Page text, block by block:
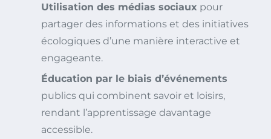
Utilisation des médias sociaux pour
partager des informations et des initiatives
écologiques d’une manière interactive et
engageante.
Éducation par le biais d’événements
publics qui combinent savoir et loisirs,
rendant l’apprentissage davantage
accessible.